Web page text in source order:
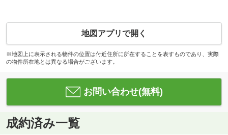
地図アプリで開く
※地図上に表示される物件の位置は付近住所に所在することを表すものであり、実際
の物件所在地とは異なる場合がございます。
お問い合わせ(無料)
成約済み一覧